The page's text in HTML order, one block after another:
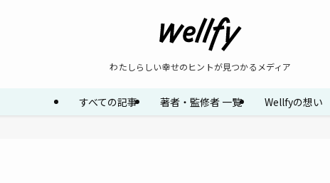
わたしらしい幸せのヒントが見つかるメディア
すべての記事 著者・監修者 一覧 Wellfyの想い